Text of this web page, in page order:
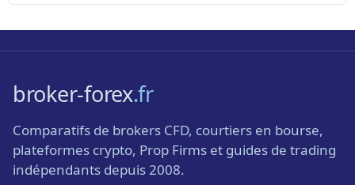
broker-forex.fr
Comparatifs de brokers CFD, courtiers en bourse,
plateformes crypto, Prop Firms et guides de trading
indépendants depuis 2008.